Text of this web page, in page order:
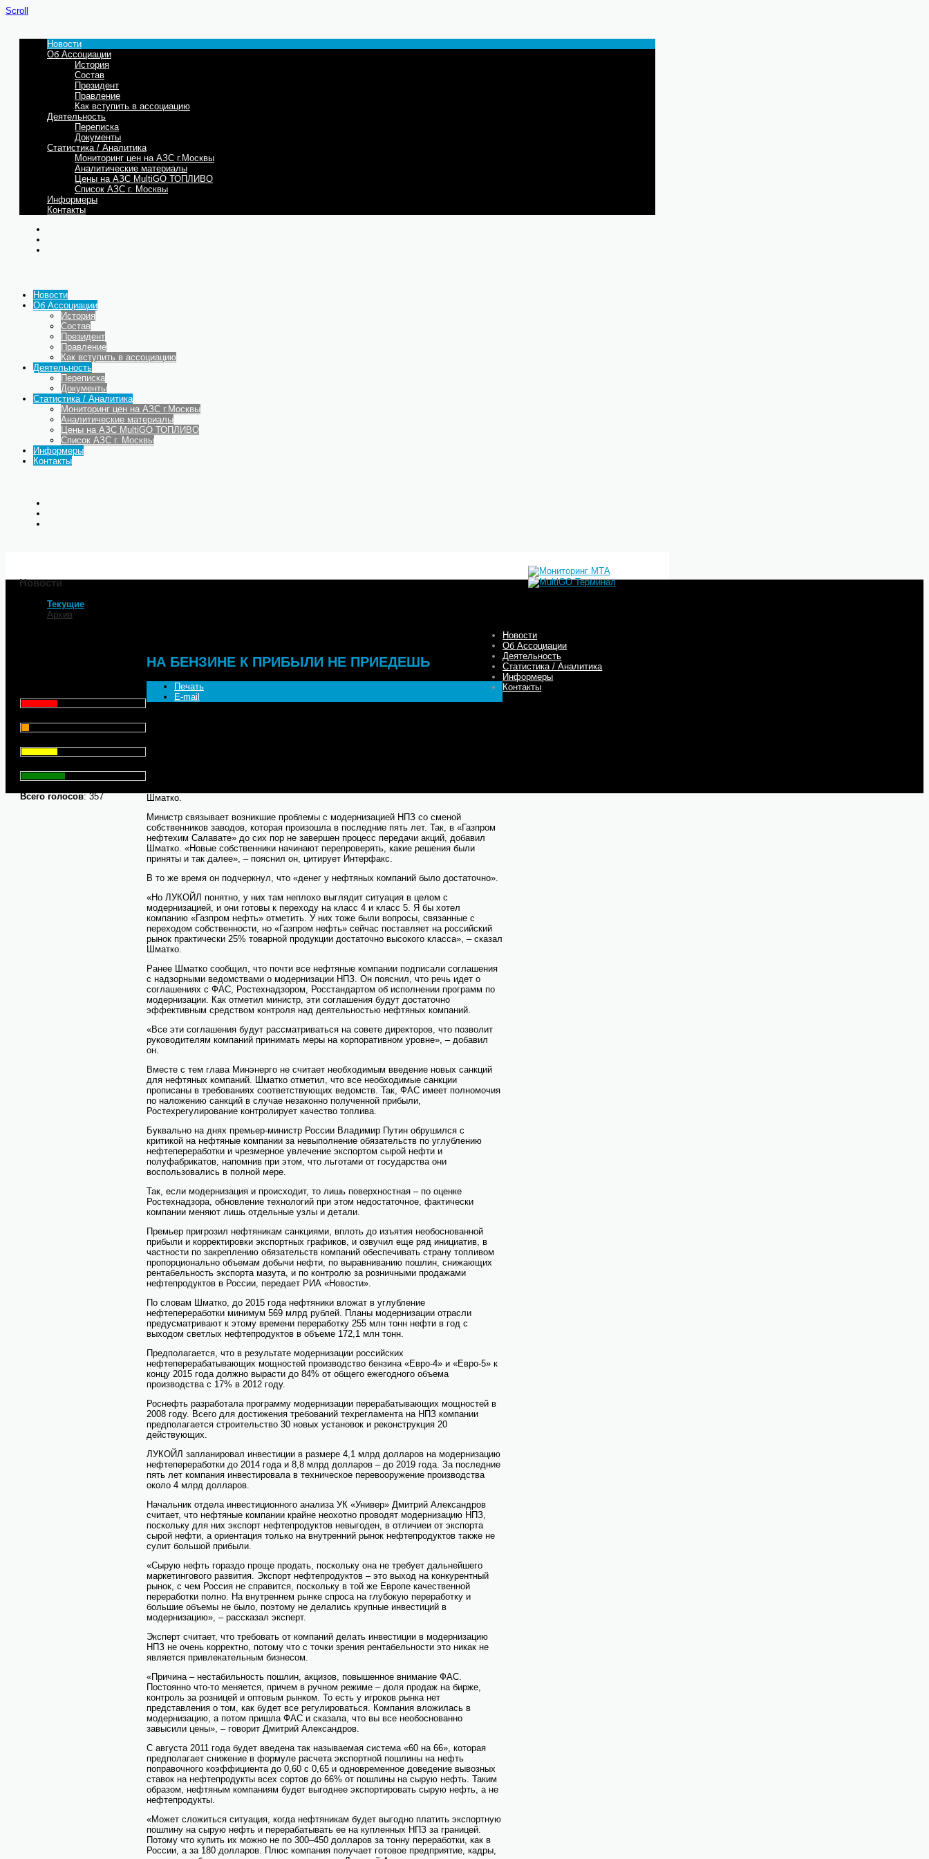
Scroll
Новости
Об Ассоциации
История
Состав
Президент
Правление
Как вступить в ассоциацию
Деятельность
Переписка
Документы
Статистика / Аналитика
Мониторинг цен на АЗС г.Москвы
Аналитические материалы
Цены на АЗС MultiGO ТОПЛИВО
Список АЗС г. Москвы
Информеры
Контакты
Новости
Об Ассоциации
История
Состав
Президент
Правление
Как вступить в ассоциацию
Деятельность
Переписка
Документы
Статистика / Аналитика
Мониторинг цен на АЗС г.Москвы
Аналитические материалы
Цены на АЗС MultiGO ТОПЛИВО
Список АЗС г. Москвы
Информеры
Контакты
Новости
Текущие
Архив
Всего голосов: 357
НА БЕНЗИНЕ К ПРИБЫЛИ НЕ ПРИЕДЕШЬ
Печать
E-mail
Шматко.
Министр связывает возникшие проблемы с модернизацией НПЗ со сменой
собственников заводов, которая произошла в последние пять лет. Так, в «Газпром
нефтехим Салавате» до сих пор не завершен процесс передачи акций, добавил
Шматко. «Новые собственники начинают перепроверять, какие решения были
приняты и так далее», – пояснил он, цитирует Интерфакс.
В то же время он подчеркнул, что «денег у нефтяных компаний было достаточно».
«Но ЛУКОЙЛ понятно, у них там неплохо выглядит ситуация в целом с
модернизацией, и они готовы к переходу на класс 4 и класс 5. Я бы хотел
компанию «Газпром нефть» отметить. У них тоже были вопросы, связанные с
переходом собственности, но «Газпром нефть» сейчас поставляет на российский
рынок практически 25% товарной продукции достаточно высокого класса», – сказал
Шматко.
Ранее Шматко сообщил, что почти все нефтяные компании подписали соглашения
с надзорными ведомствами о модернизации НПЗ. Он пояснил, что речь идет о
соглашениях с ФАС, Ростехнадзором, Росстандартом об исполнении программ по
модернизации. Как отметил министр, эти соглашения будут достаточно
эффективным средством контроля над деятельностью нефтяных компаний.
«Все эти соглашения будут рассматриваться на совете директоров, что позволит
руководителям компаний принимать меры на корпоративном уровне», – добавил
он.
Вместе с тем глава Минэнерго не считает необходимым введение новых санкций
для нефтяных компаний. Шматко отметил, что все необходимые санкции
прописаны в требованиях соответствующих ведомств. Так, ФАС имеет полномочия
по наложению санкций в случае незаконно полученной прибыли,
Ростехрегулирование контролирует качество топлива.
Буквально на днях премьер-министр России Владимир Путин обрушился с
критикой на нефтяные компании за невыполнение обязательств по углублению
нефтепереработки и чрезмерное увлечение экспортом сырой нефти и
полуфабрикатов, напомнив при этом, что льготами от государства они
воспользовались в полной мере.
Так, если модернизация и происходит, то лишь поверхностная – по оценке
Ростехнадзора, обновление технологий при этом недостаточное, фактически
компании меняют лишь отдельные узлы и детали.
Премьер пригрозил нефтяникам санкциями, вплоть до изъятия необоснованной
прибыли и корректировки экспортных графиков, и озвучил еще ряд инициатив, в
частности по закреплению обязательств компаний обеспечивать страну топливом
пропорционально объемам добычи нефти, по выравниванию пошлин, снижающих
рентабельность экспорта мазута, и по контролю за розничными продажами
нефтепродуктов в России, передает РИА «Новости».
По словам Шматко, до 2015 года нефтяники вложат в углубление
нефтепереработки минимум 569 млрд рублей. Планы модернизации отрасли
предусматривают к этому времени переработку 255 млн тонн нефти в год с
выходом светлых нефтепродуктов в объеме 172,1 млн тонн.
Предполагается, что в результате модернизации российских
нефтеперерабатывающих мощностей производство бензина «Евро-4» и «Евро-5» к
концу 2015 года должно вырасти до 84% от общего ежегодного объема
производства с 17% в 2012 году.
Роснефть разработала программу модернизации перерабатывающих мощностей в
2008 году. Всего для достижения требований техрегламента на НПЗ компании
предполагается строительство 30 новых установок и реконструкция 20
действующих.
ЛУКОЙЛ запланировал инвестиции в размере 4,1 млрд долларов на модернизацию
нефтепереработки до 2014 года и 8,8 млрд долларов – до 2019 года. За последние
пять лет компания инвестировала в техническое перевооружение производства
около 4 млрд долларов.
Начальник отдела инвестиционного анализа УК «Универ» Дмитрий Александров
считает, что нефтяные компании крайне неохотно проводят модернизацию НПЗ,
поскольку для них экспорт нефтепродуктов невыгоден, в отличиеи от экспорта
сырой нефти, а ориентация только на внутренний рынок нефтепродуктов также не
сулит большой прибыли.
«Сырую нефть гораздо проще продать, поскольку она не требует дальнейшего
маркетингового развития. Экспорт нефтепродуктов – это выход на конкурентный
рынок, с чем Россия не справится, поскольку в той же Европе качественной
переработки полно. На внутреннем рынке спроса на глубокую переработку и
большие объемы не было, поэтому не делались крупные инвестиций в
модернизацию», – рассказал эксперт.
Эксперт считает, что требовать от компаний делать инвестиции в модернизацию
НПЗ не очень корректно, потому что с точки зрения рентабельности это никак не
является привлекательным бизнесом.
«Причина – нестабильность пошлин, акцизов, повышенное внимание ФАС.
Постоянно что-то меняется, причем в ручном режиме – доля продаж на бирже,
контроль за розницей и оптовым рынком. То есть у игроков рынка нет
представления о том, как будет все регулироваться. Компания вложилась в
модернизацию, а потом пришла ФАС и сказала, что вы все необоснованно
завысили цены», – говорит Дмитрий Александров.
С августа 2011 года будет введена так называемая система «60 на 66», которая
предполагает снижение в формуле расчета экспортной пошлины на нефть
поправочного коэффициента до 0,60 с 0,65 и одновременное доведение вывозных
ставок на нефтепродукты всех сортов до 66% от пошлины на сырую нефть. Таким
образом, нефтяным компаниям будет выгоднее экспортировать сырую нефть, а не
нефтепродукты.
«Может сложиться ситуация, когда нефтяникам будет выгодно платить экспортную
пошлину на сырую нефть и перерабатывать ее на купленных НПЗ за границей.
Потому что купить их можно не по 300–450 долларов за тонну переработки, как в
России, а за 180 долларов. Плюс компания получает готовое предприятие, кадры,
Новости
Об Ассоциации
Деятельность
Статистика / Аналитика
Информеры
Контакты